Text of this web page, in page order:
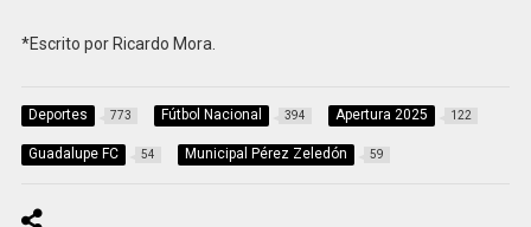
*Escrito por Ricardo Mora.
Deportes 773 Fútbol Nacional 394 Apertura 2025 122
Guadalupe FC 54 Municipal Pérez Zeledón 59